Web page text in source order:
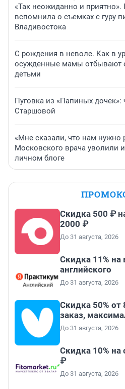
«Так неожиданно и приятно».
вспомнила о съемках с гуру
Владивостока
С рождения в неволе. Как в
осужденные мамы отбывают
детьми
Пуговка из «Папиных дочек»:
Старшовой
«Мне сказали, что нам нужно
Московского врача уволили
личном блоге
Скидка 500 ₽
2000 ₽
До 31 августа, 2026
Скидка 11% на
английского
До 31 августа, 2026
Скидка 50%
заказ,
До 31 августа, 2026
Скидка 10% на
₽
До 31 августа, 2026